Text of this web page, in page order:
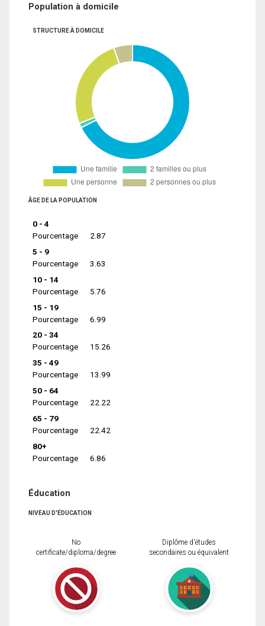
Population à domicile
STRUCTURE À DOMICILE
ÂGE DE LA POPULATION
0 - 4
Pourcentage
2.87
5 - 9
Pourcentage
3.63
10 - 14
Pourcentage
5.76
15 - 19
Pourcentage
6.99
20 - 34
Pourcentage
15.26
35 - 49
Pourcentage
13.99
50 - 64
Pourcentage
22.22
65 - 79
Pourcentage
22.42
80+
Pourcentage
6.86
Éducation
NIVEAU D'ÉDUCATION
No
certificate/diploma/degree
Diplôme d'études
secondaires ou équivalent